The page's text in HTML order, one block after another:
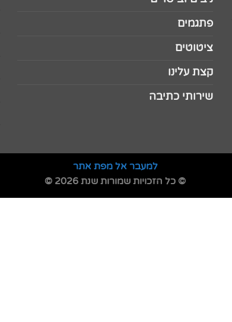
פתגמים
ציטוטים
קצת עלינו
שירותי כתיבה
למעבר אל מפת אתר
© כל הזכויות שמורות שנת 2026 ©